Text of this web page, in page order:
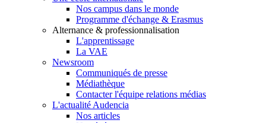
Nos campus dans le monde
Programme d'échange & Erasmus
Alternance & professionnalisation
L'apprentissage
La VAE
Newsroom
Communiqués de presse
Médiathèque
Contacter l'équipe relations médias
L'actualité Audencia
Nos articles